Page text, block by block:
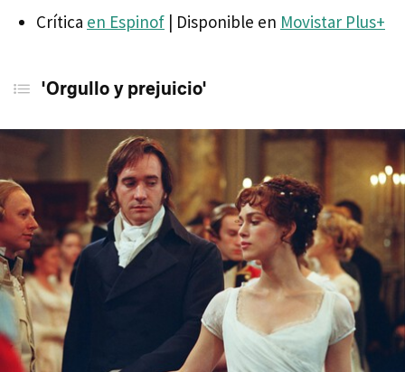
Crítica en Espinof | Disponible en Movistar Plus+
'Orgullo y prejuicio'